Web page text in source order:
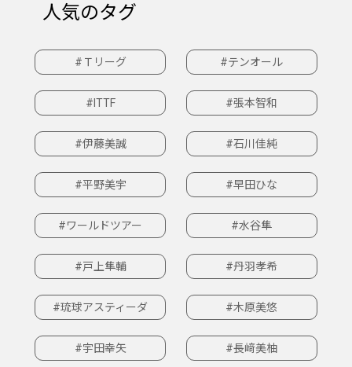
人気のタグ
#Ｔリーグ #テンオール
#ITTF #張本智和
#伊藤美誠 #石川佳純
#平野美宇 #早田ひな
#ワールドツアー #水谷隼
#戸上隼輔 #丹羽孝希
#琉球アスティーダ #木原美悠
#宇田幸矢 #長﨑美柚